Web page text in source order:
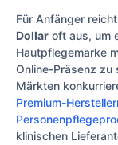
Für Anfänger
Dollar oft aus, um
Hautpflegemarke
Online-Präsenz zu
Märkten
Premium-
klinischen